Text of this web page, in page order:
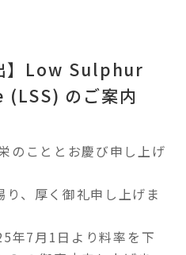
】Low Sulphur
のご案内
のこととお慶び申し上げ
、厚く御礼申し上げま
年7月1日より料率を下